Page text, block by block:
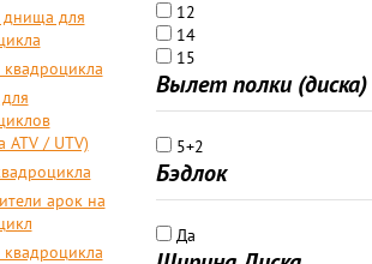
для
ATV / UTV)
арок на
12
14
15
Вылет полки (диска)
5+2
Бэдлок
Да